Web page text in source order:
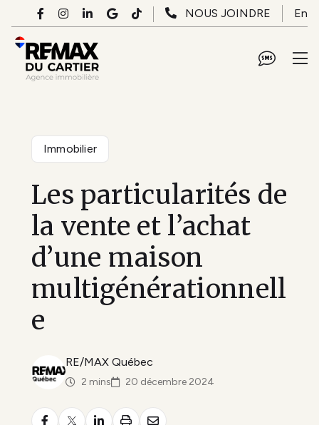
Passer au contenu principal
NOUS JOINDRE En
Immobilier
Les particularités de
la vente et l’achat
d’une maison
multigénérationnell
e
RE/MAX Québec
2 mins 20 décembre 2024